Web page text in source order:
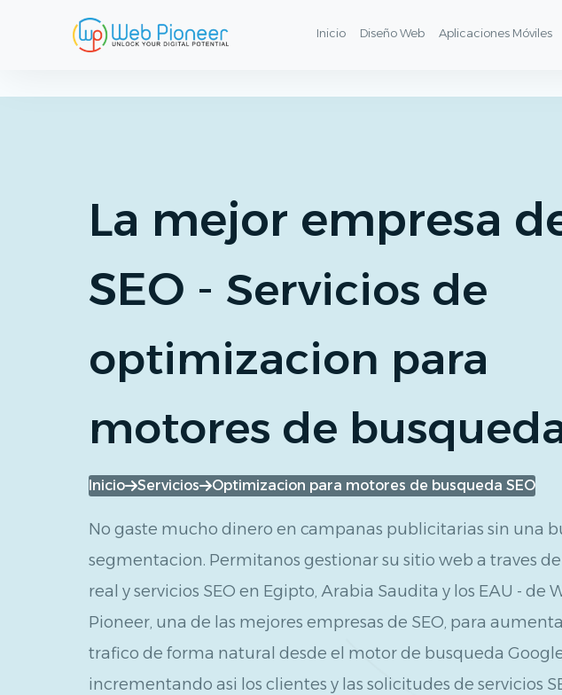
Inicio Diseño Web Aplicaciones Móviles
La mejor empresa
SEO - Servicios de
optimizacion para
motores de
Inicio Servicios Optimizacion para motores de busqueda SEO
No gaste mucho dinero en campanas publicitarias sin una
segmentacion. Permitanos gestionar su sitio web a traves
real y servicios SEO en Egipto, Arabia Saudita y los EAU - de
Pioneer, una de las mejores empresas de SEO, para
trafico de forma natural desde el motor de busqueda
incrementando asi los clientes y las solicitudes de servicios